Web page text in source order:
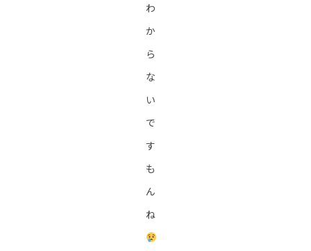
わ
か
ら
な
い
で
す
も
ん
ね